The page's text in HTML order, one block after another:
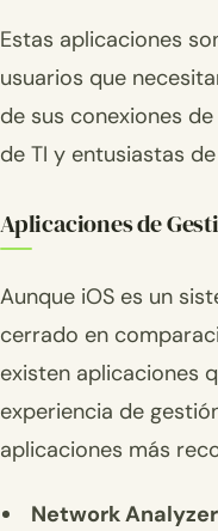
Estas aplicaciones
usuarios que
de sus conexiones
de TI y entusiastas
Aplicaciones de
Aunque iOS es un
cerrado en
existen aplicaciones
experiencia de
aplicaciones más
Network